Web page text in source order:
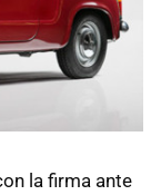
la firma ante